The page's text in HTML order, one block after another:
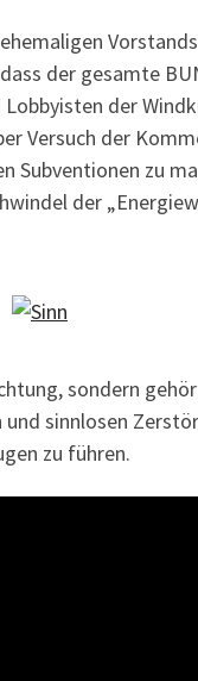
der gesamte
Lobbyisten der
Versuch der
Subventionen zu
der
sondern
sinnlosen
zu führen.